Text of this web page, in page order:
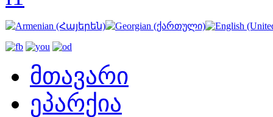
მთავარი
ეპარქია